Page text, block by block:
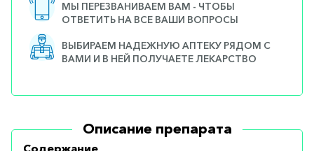
МЫ ПЕРЕЗВАНИВАЕМ ВАМ - ЧТОБЫ
ОТВЕТИТЬ НА ВСЕ ВАШИ ВОПРОСЫ
ВЫБИРАЕМ НАДЕЖНУЮ АПТЕКУ РЯДОМ С
ВАМИ И В НЕЙ ПОЛУЧАЕТЕ ЛЕКАРСТВО
Описание препарата